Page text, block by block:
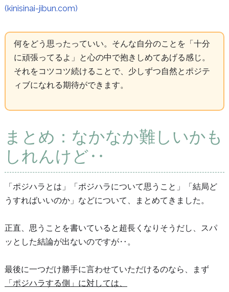
(kinisinai-jibun.com)
何をどう思ったっていい。そんな自分のことを「十分
に頑張ってるよ」と心の中で抱きしめてあげる感じ。
それをコツコツ続けることで、少しずつ自然とポジテ
ィブになれる期待ができます。
まとめ：なかなか難しいかも
しれんけど‥
「ポジハラとは」「ポジハラについて思うこと」「結局ど
うすればいいのか」などについて、まとめてきました。
正直、思うことを書いていると超長くなりそうだし、スパ
ッとした結論が出ないのですが‥。
最後に一つだけ勝手に言わせていただけるのなら、まず
「ポジハラする側」に対しては、